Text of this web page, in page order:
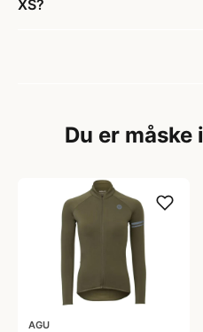
XS?
Du er måske
AGU